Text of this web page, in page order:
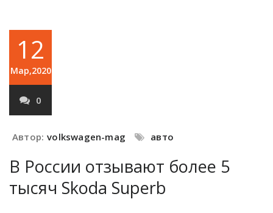
12
Мар,2020
0
Автор: volkswagen-mag авто
В России отзывают более 5
тысяч Skoda Superb